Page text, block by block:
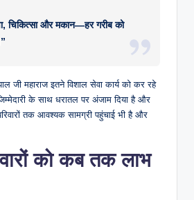
चिकित्सा और मकान—हर गरीब को
जी महाराज इतने विशाल सेवा कार्य को कर रहे
के साथ धरातल पर अंजाम दिया है और
तक आवश्यक सामग्री पहुंचाई भी है और
को कब तक लाभ